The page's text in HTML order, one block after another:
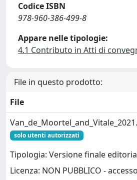
Codice ISBN
978-960-386-499-8
Appare nelle tipologie:
4.1 Contributo in Atti di
File in questo prodotto:
File
solo utenti autorizzati
Tipologia: Versione finale
Licenza: NON PUBBLICO -